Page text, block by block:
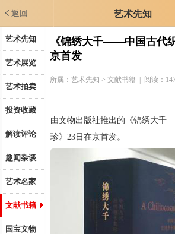
返回 艺术先知
艺术先知
艺术展览
艺术拍卖
投资收藏
解读评论
趣闻杂谈
艺术名家
文献书籍
国宝文物
《锦绣大千——中国古代
京首发
所属：艺术先知 > 文献书籍 | 阅读：
由文物出版社推出的《锦绣大千
珍》23日在京首发。